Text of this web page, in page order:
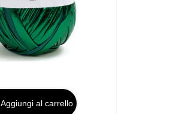
Aggiungi al carrello